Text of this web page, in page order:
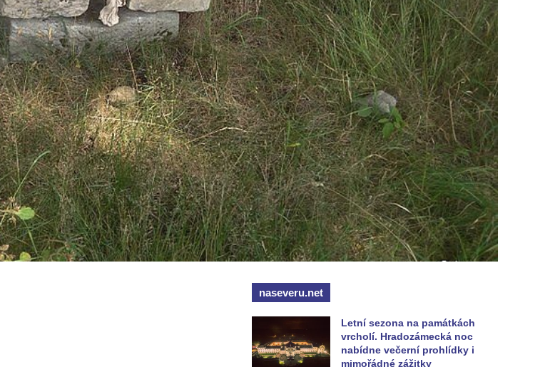
naseveru.net
Letní sezona na památkách
vrcholí. Hradozámecká noc
nabídne večerní prohlídky i
mimořádné zážitky